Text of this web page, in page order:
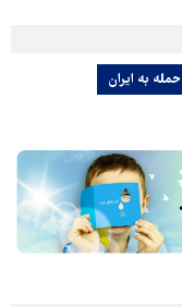
حمله به ایران